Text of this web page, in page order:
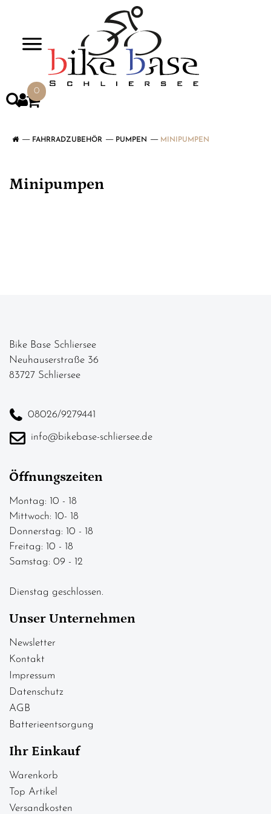
0
FAHRRADZUBEHÖR PUMPEN MINIPUMPEN
Minipumpen
Bike Base Schliersee
Neuhauserstraße 36
83727 Schliersee
08026/9279441
info@bikebase-schliersee.de
Öffnungszeiten
Montag: 10 - 18
Mittwoch: 10- 18
Donnerstag: 10 - 18
Freitag: 10 - 18
Samstag: 09 - 12
Dienstag geschlossen.
Unser Unternehmen
Newsletter
Kontakt
Impressum
Datenschutz
AGB
Batterieentsorgung
Ihr Einkauf
Warenkorb
Top Artikel
Versandkosten